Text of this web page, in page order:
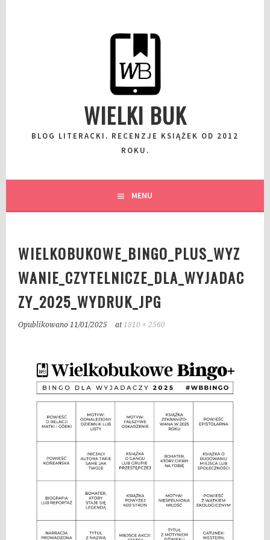
WIELKI BUK
BLOG LITERACKI. RECENZJE KSIĄŻEK OD 2012
ROKU.
MENU
WIELKOBUKOWE_BINGO_PLUS_WYZ
WANIE_CZYTELNICZE_DLA_WYJADAC
ZY_2025_WYDRUK_JPG
Opublikowano11/01/2025 at1810 × 2560